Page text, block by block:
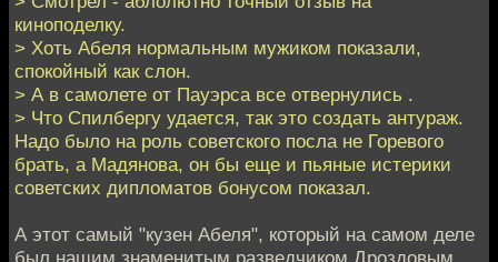
киноподелку.
> Хоть Абеля нормальным мужиком показали,
спокойный как слон.
> А в самолете от Пауэрса все отвернулись .
> Что Спилбергу удается, так это создать антураж.
Надо было на роль советского посла не Горевого
брать, а Мадянова, он бы еще и пьяные истерики
советских дипломатов бонусом показал.
А этот самый "кузен Абеля", который на самом деле